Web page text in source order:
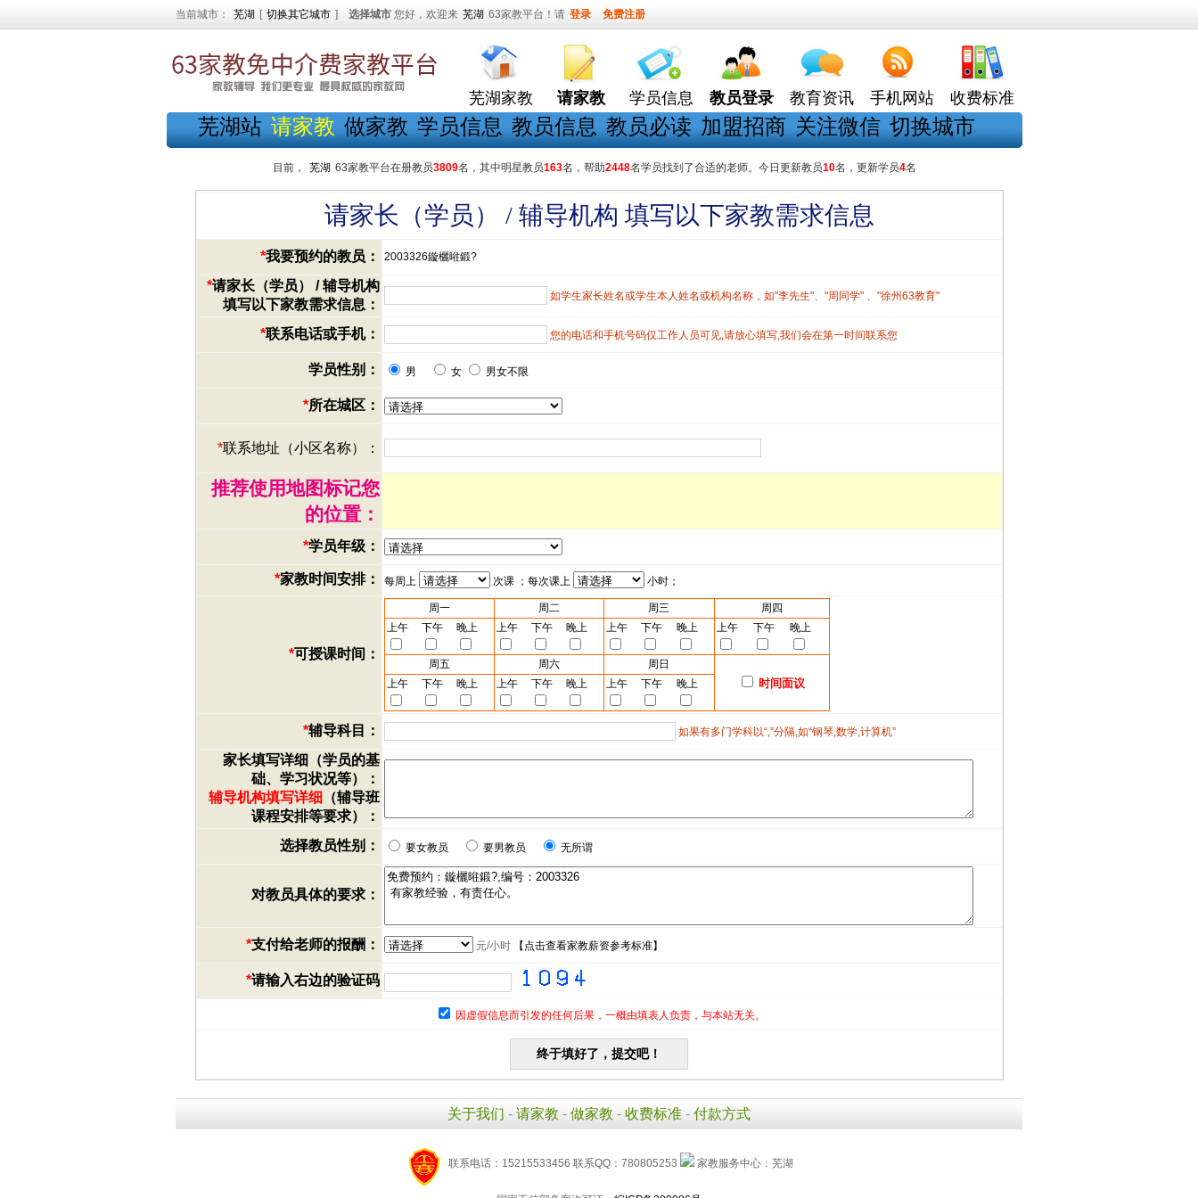
当前城市： 芜湖 [ 切换其它城市 ] 选择城市 您好，欢迎来 芜湖 63家教平台！请 登录 免费注册
芜湖家教 请家教 学员信息 教员登录 教育资讯 手机网站 收费标准
芜湖站 请家教 做家教 学员信息 教员信息 教员必读 加盟招商 关注微信 切换城市
目前， 芜湖 63家教平台在册教员3809名，其中明星教员163名，帮助2448名学员找到了合适的老师。今日更新教员10名，更新学员4名
请家长（学员） / 辅导机构 填写以下家教需求信息
*我要预约的教员： 2003326鏇欐暀鍛?
*请家长（学员） / 辅导机构
填写以下家教需求信息：
如学生家长姓名或学生本人姓名或机构名称，如"李先生"、"周同学" 、"徐州63教育"
*联系电话或手机： 您的电话和手机号码仅工作人员可见,请放心填写,我们会在第一时间联系您
学员性别： 男 女 男女不限
*所在城区：
*联系地址（小区名称）：
推荐使用地图标记您
的位置：
*学员年级：
*家教时间安排： 每周上 次课 ；每次课上 小时；
*可授课时间：
周一 周二 周三
周四
上午
下午 晚上 上午 下午 晚上 上午 下午 晚上 上午 下午 晚上
周五 周六 周日
时间面议
上午 下午 晚上 上午 下午 晚上 上午 下午 晚上
*辅导科目： 如果有多门学科以“,”分隔,如“钢琴,数学,计算机”
家长填写详细（学员的基
础、学习状况等）：
辅导机构填写详细 （辅导班
课程安排等要求）：
选择教员性别：
要女教员 要男教员 无所谓
对教员具体的要求：
*支付给老师的报酬： 元/小时【 点击查看家教薪资参考标准】
*请输入右边的验证码
因虚假信息而引发的任何后果，一概由填表人负责，与本站无关。
关于我们 - 请家教 - 做家教 - 收费标准 - 付款方式
联系电话：15215533456 联系QQ：780805253 家教服务中心：芜湖